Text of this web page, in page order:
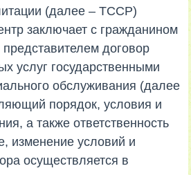
(далее – ТССР)
заключает с гражданином
договор
услуг государственными
обслуживания (далее
порядок, условия и
а также ответственность
изменение условий и
осуществляется в